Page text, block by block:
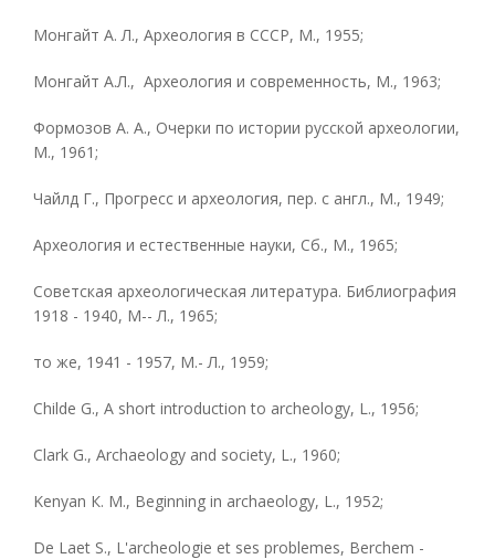
Монгайт А. Л., Археология в СССР, М., 1955;
Монгайт А.Л., Археология и современность, М., 1963;
Формозов А. А., Очерки по истории русской археологии,
М., 1961;
Чайлд Г., Прогресс и археология, пер. с англ., М., 1949;
Археология и естественные науки, Сб., М., 1965;
Советская археологическая литература. Библиография
1918 - 1940, М-- Л., 1965;
то же, 1941 - 1957, М.- Л., 1959;
Сhilde G., A short introduction to archeology, L., 1956;
Clark G., Archaeology and society, L., 1960;
Kenyan К. М., Beginning in archaeology, L., 1952;
De Laet S., L'archeologie et ses problemes, Berchem -